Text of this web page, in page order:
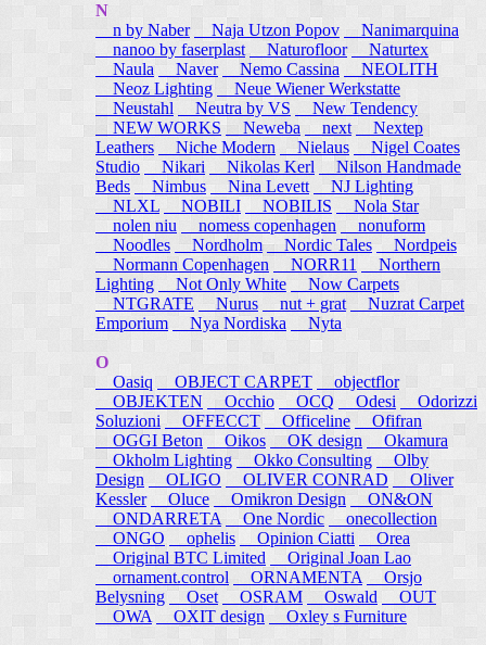
N
n by Naber
Naja Utzon Popov
Nanimarquina
nanoo by faserplast
Naturofloor
Naturtex
Naula
Naver Nemo Cassina
NEOLITH
Neoz Lighting
Neue Wiener Werkstatte
Neustahl
Neutra by VS
New Tendency
NEW WORKS
Neweba next
Nextep
Leathers
Niche Modern Nielaus
Nigel Coates
Studio
Nikari Nikolas Kerl
Nilson Handmade
Beds
Nimbus Nina Levett
NJ Lighting
NLXL
NOBILI NOBILIS
Nola Star
nolen niu
nomess copenhagen
nonuform
Noodles
Nordholm Nordic Tales
Nordpeis
Normann Copenhagen
NORR11
Northern
Lighting
Not Only White
Now Carpets
NTGRATE
Nurus nut + grat
Nuzrat Carpet
Emporium
Nya Nordiska Nyta
O
Oasiq
OBJECT CARPET
objectflor
OBJEKTEN
Occhio OCQ Odesi
Odorizzi
Soluzioni
OFFECCT Officeline
Ofifran
OGGI Beton
Oikos OK design
Okamura
Okholm Lighting
Okko Consulting
Olby
Design
OLIGO OLIVER CONRAD
Oliver
Kessler
Oluce Omikron Design
ON&ON
ONDARRETA
One Nordic
onecollection
ONGO
ophelis Opinion Ciatti
Orea
Original BTC Limited
Original Joan Lao
ornament.control
ORNAMENTA
Orsjo
Belysning
Oset OSRAM Oswald
OUT
OWA
OXIT design Oxley s Furniture